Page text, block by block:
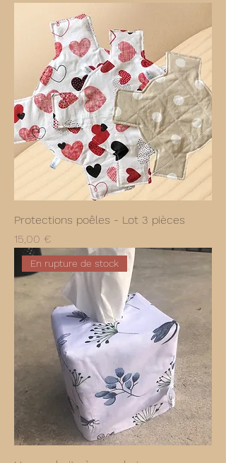
Protections poêles - Lot 3 pièces
Prix
15,00 €
En rupture de stock